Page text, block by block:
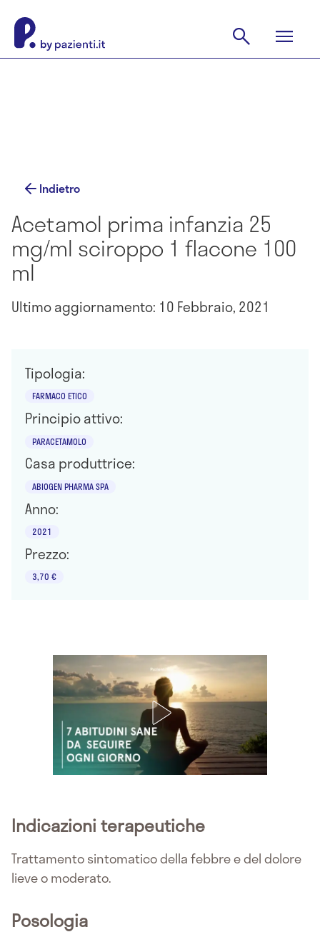
Indietro
Acetamol prima infanzia 25
mg/ml sciroppo 1 flacone 100
ml
Ultimo aggiornamento: 10 Febbraio, 2021
Tipologia:
FARMACO ETICO
Principio attivo:
PARACETAMOLO
Casa produttrice:
ABIOGEN PHARMA SPA
Anno:
2021
Prezzo:
3,70 €
Indicazioni terapeutiche
Trattamento sintomatico della febbre e del dolore
lieve o moderato.
Posologia